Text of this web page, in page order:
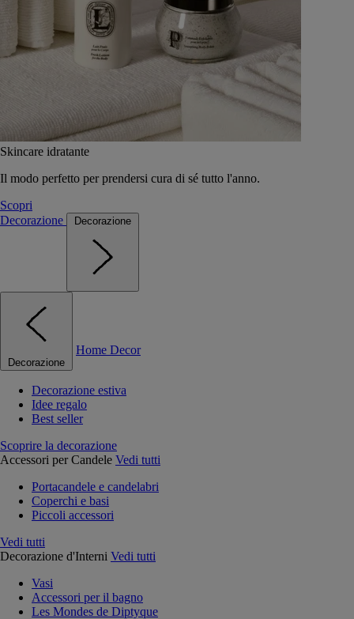
Skincare idratante
Il modo perfetto per prendersi cura di sé tutto l'anno.
Scopri
Decorazione
Decorazione
Decorazione
Home Decor
Decorazione estiva
Idee regalo
Best seller
Scoprire la decorazione
Accessori per Candele Vedi tutti
Portacandele e candelabri
Coperchi e basi
Piccoli accessori
Vedi tutti
Decorazione d'Interni Vedi tutti
Vasi
Accessori per il bagno
Les Mondes de Diptyque